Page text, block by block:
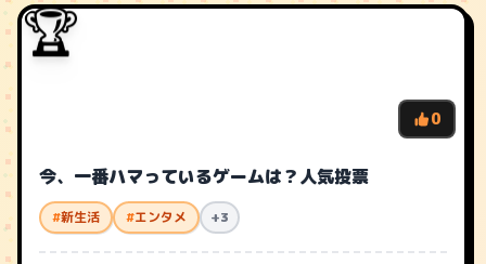
🏆
0
今、一番ハマっているゲームは？人気投票
#新生活 #エンタメ +3